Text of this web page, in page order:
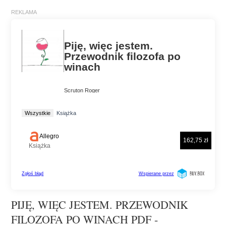
PIJĘ, WIĘC JESTEM. PRZEWODNIK
FILOZOFA PO WINACH PDF -